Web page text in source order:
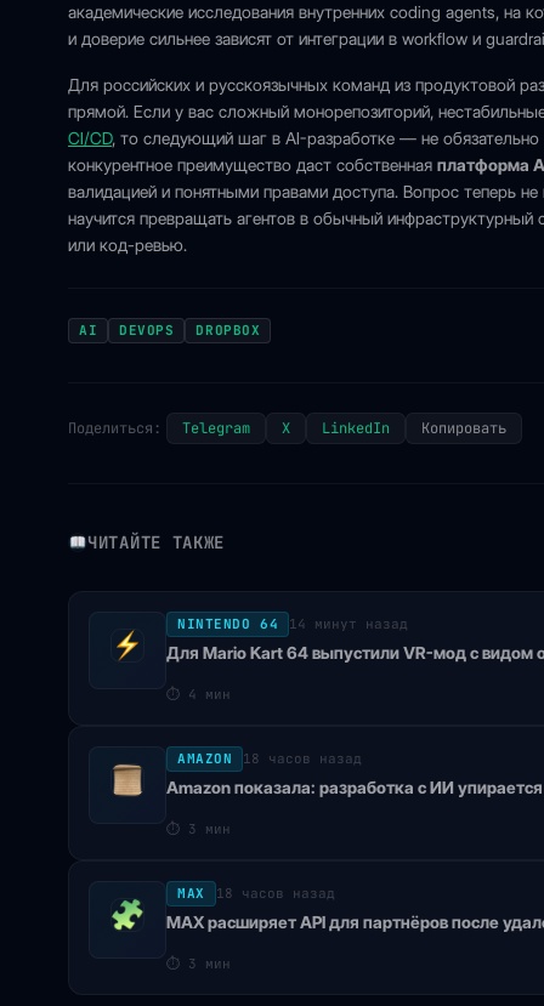
академические исследования внутренних coding agents,
и доверие сильнее зависят от интеграции в workflow и
Для российских и русскоязычных команд из продуктовой
прямой. Если у вас сложный монорепозиторий,
CI/CD, то следующий шаг в AI-разработке — не обязательно
конкурентное преимущество даст собственная платформа
валидацией и понятными правами доступа. Вопрос теперь
научится превращать агентов в обычный
или код-ревью.
AI DEVOPS DROPBOX
Поделиться: Telegram X LinkedIn Копировать
ЧИТАЙТЕ ТАКЖЕ
NINTENDO 64 14 минут назад
Для Mario Kart 64 выпустили VR-мод с видом
⏱ 4 мин
AMAZON 18 часов назад
Amazon показала: разработка с ИИ
⏱ 3 мин
MAX 18 часов назад
MAX расширяет API для партнёров после
⏱ 3 мин